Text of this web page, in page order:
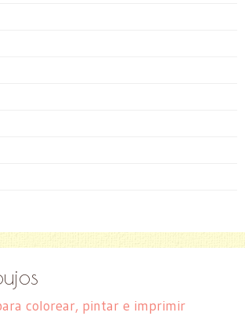
colorear, pintar e imprimir